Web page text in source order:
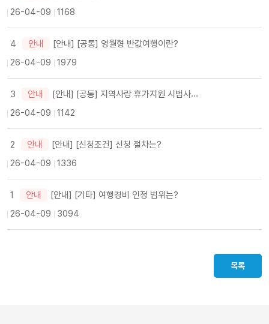
26-04-09
1168
4 안내
[안내] [공통] 영월형 반값여행이란?
26-04-09
1979
3 안내
[안내] [공통] 지역사랑 휴가지원 시범사업이란?
26-04-09
1142
2 안내
[안내] [신청조건] 신청 절차는?
26-04-09
1336
1 안내
[안내] [기타] 여행경비 인정 범위는?
26-04-09
3094
목록